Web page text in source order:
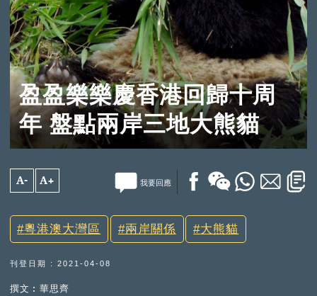
盈盈樂樂慶香港回歸十周
年 盤點兩岸三地大熊貓
A- A+ 我要回應
粵港澳大灣區 兩岸關係 大熊貓
刊登日期 : 2021-04-08
撰文︰華思齊